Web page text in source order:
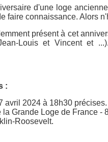
d'une loge
faire connaissance. Alors
présent à cet
Louis et Vincent et
:
avril 2024 à 18h30 précises.
la Grande Loge de France
Roosevelt.